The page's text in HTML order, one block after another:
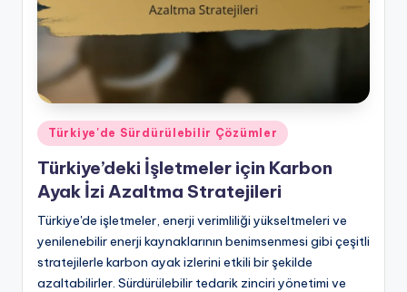
Posted
in
Türkiye'de Sürdürülebilir Çözümler
Türkiye’deki İşletmeler için Karbon
Ayak İzi Azaltma Stratejileri
Türkiye'de işletmeler, enerji verimliliği yükseltmeleri ve
yenilenebilir enerji kaynaklarının benimsenmesi gibi çeşitli
stratejilerle karbon ayak izlerini etkili bir şekilde
azaltabilirler. Sürdürülebilir tedarik zinciri yönetimi ve